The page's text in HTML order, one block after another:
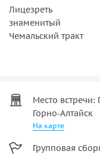
Лицезреть
знаменитый
Чемальский тракт
Место встречи:
Горно-Алтайск
На карте
Групповая